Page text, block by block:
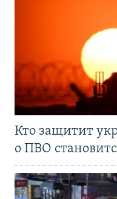
Кто защитит
о ПВО